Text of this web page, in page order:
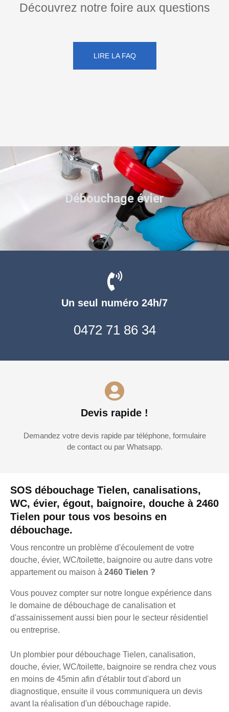
Découvrez notre foire aux questions
LIRE LA FAQ
SOS débouchage Tielen, canalisations,
WC, évier, égout, baignoire, douche à 2460
Tielen pour tous vos besoins en
débouchage.
Vous rencontre un problème d'écoulement de votre
douche, évier, WC/toilette, baignoire ou autre dans votre
appartement ou maison à 2460 Tielen ?
Vous pouvez compter sur notre longue expérience dans
le domaine de débouchage de canalisation et
d'assainissement aussi bien pour le secteur résidentiel
ou entreprise.
Un plombier pour débouchage Tielen, canalisation,
douche, évier, WC/toilette, baignoire se rendra chez vous
en moins de 45min afin d'établir tout d'abord un
diagnostique, ensuite il vous communiquera un devis
avant la réalisation d'un débouchage rapide.
Un seul numéro 24h/7
0472 71 86 34
Devis rapide !
Demandez votre devis rapide par téléphone, formulaire
de contact ou par Whatsapp.
Débouchage évier